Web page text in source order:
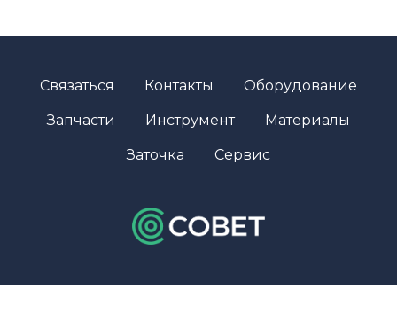
Связаться Контакты Оборудование
Запчасти Инструмент Материалы
Заточка Сервис